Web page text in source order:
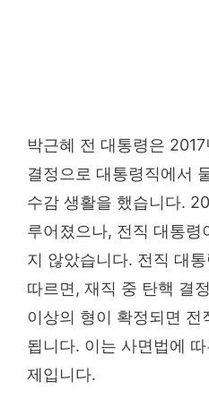
박근혜 전 대통령은
결정으로 대통령직에서
수감 생활을 했습니다.
루어졌으나, 전직 대통령
지 않았습니다. 전직 대
따르면, 재직 중 탄핵 결
이상의 형이 확정되면
됩니다. 이는 사면법에
제입니다.